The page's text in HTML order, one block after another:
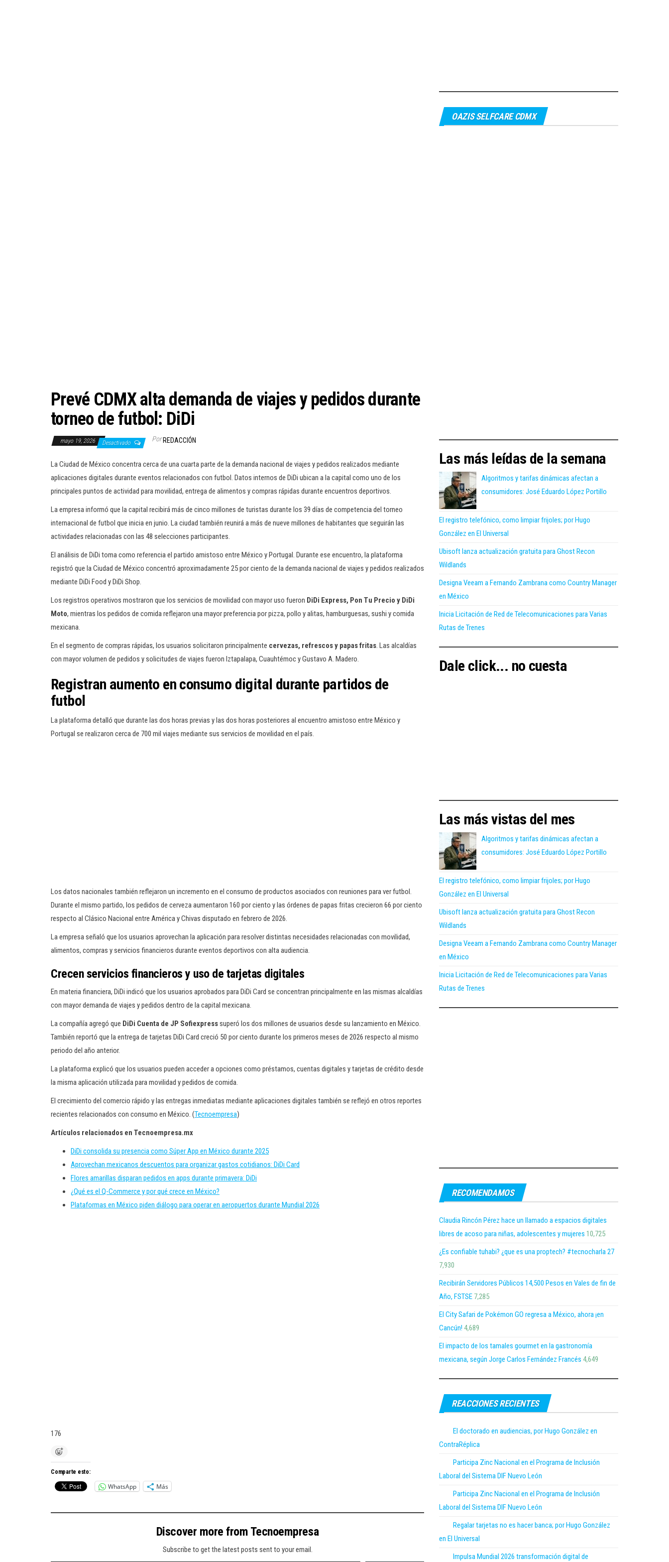
Prevé CDMX alta demanda de viajes y pedidos durante
torneo de futbol: DiDi
mayo 19, 2026 Desactivado Por REDACCIÓN
La Ciudad de México concentra cerca de una cuarta parte de la demanda nacional de viajes y pedidos realizados mediante
aplicaciones digitales durante eventos relacionados con futbol. Datos internos de DiDi ubican a la capital como uno de los
principales puntos de actividad para movilidad, entrega de alimentos y compras rápidas durante encuentros deportivos.
La empresa informó que la capital recibirá más de cinco millones de turistas durante los 39 días de competencia del torneo
internacional de futbol que inicia en junio. La ciudad también reunirá a más de nueve millones de habitantes que seguirán las
actividades relacionadas con las 48 selecciones participantes.
El análisis de DiDi toma como referencia el partido amistoso entre México y Portugal. Durante ese encuentro, la plataforma
registró que la Ciudad de México concentró aproximadamente 25 por ciento de la demanda nacional de viajes y pedidos realizados
mediante DiDi Food y DiDi Shop.
Los registros operativos mostraron que los servicios de movilidad con mayor uso fueron DiDi Express, Pon Tu Precio y DiDi
Moto, mientras los pedidos de comida reflejaron una mayor preferencia por pizza, pollo y alitas, hamburguesas, sushi y comida
mexicana.
En el segmento de compras rápidas, los usuarios solicitaron principalmente cervezas, refrescos y papas fritas. Las alcaldías
con mayor volumen de pedidos y solicitudes de viajes fueron Iztapalapa, Cuauhtémoc y Gustavo A. Madero.
Registran aumento en consumo digital durante partidos de
futbol
La plataforma detalló que durante las dos horas previas y las dos horas posteriores al encuentro amistoso entre México y
Portugal se realizaron cerca de 700 mil viajes mediante sus servicios de movilidad en el país.
Los datos nacionales también reflejaron un incremento en el consumo de productos asociados con reuniones para ver futbol.
Durante el mismo partido, los pedidos de cerveza aumentaron 160 por ciento y las órdenes de papas fritas crecieron 66 por ciento
respecto al Clásico Nacional entre América y Chivas disputado en febrero de 2026.
La empresa señaló que los usuarios aprovechan la aplicación para resolver distintas necesidades relacionadas con movilidad,
alimentos, compras y servicios financieros durante eventos deportivos con alta audiencia.
Crecen servicios financieros y uso de tarjetas digitales
En materia financiera, DiDi indicó que los usuarios aprobados para DiDi Card se concentran principalmente en las mismas alcaldías
con mayor demanda de viajes y pedidos dentro de la capital mexicana.
La compañía agregó que DiDi Cuenta de JP Sofiexpresssuperó los dos millones de usuarios desde su lanzamiento en México.
También reportó que la entrega de tarjetas DiDi Card creció 50 por ciento durante los primeros meses de 2026 respecto al mismo
periodo del año anterior.
La plataforma explicó que los usuarios pueden acceder a opciones como préstamos, cuentas digitales y tarjetas de crédito desde
la misma aplicación utilizada para movilidad y pedidos de comida.
El crecimiento del comercio rápido y las entregas inmediatas mediante aplicaciones digitales también se reflejó en otros reportes
recientes relacionados con consumo en México. (Tecnoempresa)
Artículos relacionados en Tecnoempresa.mx
DiDi consolida su presencia como Súper App en México durante 2025
Aprovechan mexicanos descuentos para organizar gastos cotidianos: DiDi Card
Flores amarillas disparan pedidos en apps durante primavera: DiDi
¿Qué es el Q-Commerce y por qué crece en México?
Plataformas en México piden diálogo para operar en aeropuertos durante Mundial 2026
176
Comparte esto:
WhatsApp Más
Discover more from Tecnoempresa
Subscribe to get the latest posts sent to your email.
OAZIS SELFCARE CDMX
Las más leídas de la semana
Algoritmos y tarifas dinámicas afectan a
consumidores: José Eduardo López Portillo
El registro telefónico, como limpiar frijoles; por Hugo
González en El Universal
Ubisoft lanza actualización gratuita para Ghost Recon
Wildlands
Designa Veeam a Fernando Zambrana como Country Manager
en México
Inicia Licitación de Red de Telecomunicaciones para Varias
Rutas de Trenes
Dale click... no cuesta
Las más vistas del mes
Algoritmos y tarifas dinámicas afectan a
consumidores: José Eduardo López Portillo
El registro telefónico, como limpiar frijoles; por Hugo
González en El Universal
Ubisoft lanza actualización gratuita para Ghost Recon
Wildlands
Designa Veeam a Fernando Zambrana como Country Manager
en México
Inicia Licitación de Red de Telecomunicaciones para Varias
Rutas de Trenes
RECOMENDAMOS
Claudia Rincón Pérez hace un llamado a espacios digitales
libres de acoso para niñas, adolescentes y mujeres 10,725
¿Es confiable tuhabi? ¿que es una proptech? #tecnocharla 27
7,930
Recibirán Servidores Públicos 14,500 Pesos en Vales de fin de
Año, FSTSE 7,285
El City Safari de Pokémon GO regresa a México, ahora ¡en
Cancún! 4,689
El impacto de los tamales gourmet en la gastronomía
mexicana, según Jorge Carlos Fernández Francés 4,649
REACCIONES RECIENTES
El doctorado en audiencias, por Hugo González en
ContraRéplica
Participa Zinc Nacional en el Programa de Inclusión
Laboral del Sistema DIF Nuevo León
Participa Zinc Nacional en el Programa de Inclusión
Laboral del Sistema DIF Nuevo León
Regalar tarjetas no es hacer banca; por Hugo González
en El Universal
Impulsa Mundial 2026 transformación digital de